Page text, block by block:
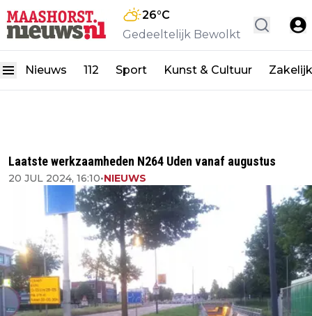
26°C
Gedeeltelijk Bewolkt
Nieuws 112 Sport Kunst & Cultuur Zakelijk
Laatste werkzaamheden N264 Uden vanaf augustus
20 JUL 2024, 16:10•NIEUWS